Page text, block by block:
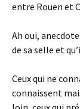
entre Rouen et
Ah oui,
de sa selle et
Ceux qui ne
connaissent